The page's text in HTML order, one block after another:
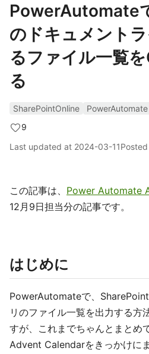
PowerAutomate
のドキュメント
るファイル一覧
る
SharePointOnline PowerAutomate
9
Last updated at 2024-03-11
この記事は、 Power Automate
12月9日担当分の記事です。
はじめに
PowerAutomateで、
リのファイル一覧を出力する方
すが、これまでちゃんとまとめ
Advent Calendarをきっかけに